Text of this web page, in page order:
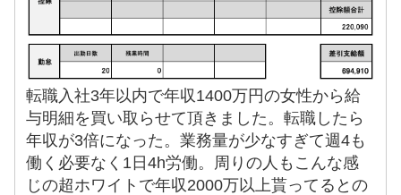
転職入社3年以内で年収1400万円の女性から給
与明細を買い取らせて頂きました。転職したら
年収が3倍になった。業務量が少なすぎて週4も
働く必要なく1日4h労働。周りの人もこんな感
じの超ホワイトで年収2000万以上貰ってるとの